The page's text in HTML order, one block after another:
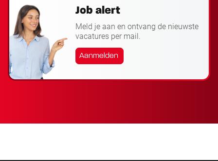
Job alert
Meld je aan en ontvang de nieuwste
vacatures per mail.
Aanmelden